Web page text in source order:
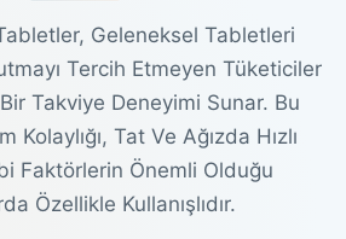
Geleneksel Tabletleri
Tercih Etmeyen Tüketiciler
Bir Takviye Deneyimi Sunar. Bu
Kolaylığı, Tat Ve Ağızda Hızlı
Faktörlerin Önemli Olduğu
Özellikle Kullanışlıdır.